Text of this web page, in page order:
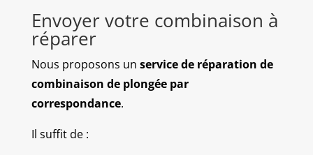
Envoyer votre combinaison à
réparer
Nous proposons un service de réparation de
combinaison de plongée par
correspondance.
Il suffit de :